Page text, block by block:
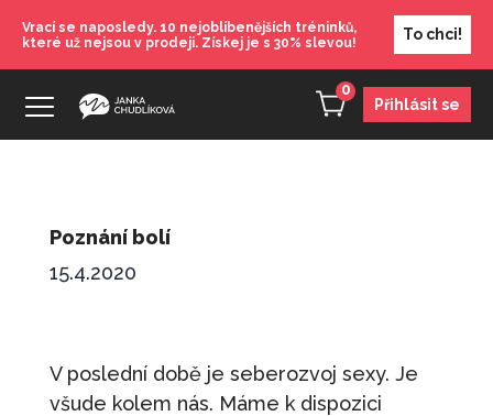
Vrací se naposledy. 10 nejoblíbenějších tréninků,
které už nejsou v prodeji. Získej je s 30% slevou!
To chci!
0
Přihlásit se
Poznání bolí
15.4.2020
V poslední době je seberozvoj sexy. Je
všude kolem nás. Máme k dispozici